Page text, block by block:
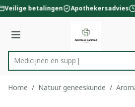
Ga naar de inhoud
1 van 1
Veilige betalingen Apothekersadvies
Menu
Product, merk, categorie...
Home / Natuur geneeskunde /